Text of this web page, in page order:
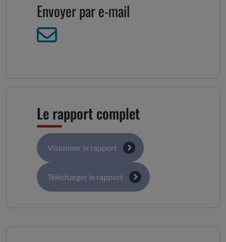
Envoyer par e-mail
Le rapport complet
Visionner le rapport
Télécharger le rapport